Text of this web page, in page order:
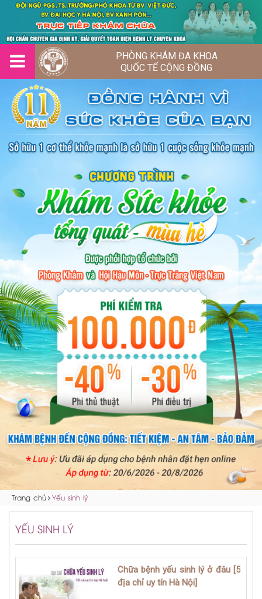
PHÒNG KHÁM ĐA KHOA
QUỐC TẾ CỘNG ĐỒNG
Trang chủ Yếu sinh lý
YẾU SINH LÝ
Chữa bệnh yếu sinh lý ở đâu [5
địa chỉ uy tín Hà Nội]